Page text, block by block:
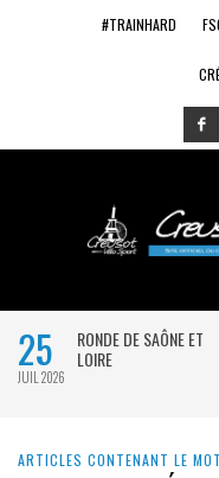
#TRAINHARD
25
JUIL 2026
RONDE DE SAÔNE ET
LOIRE
ARTICLES CONTENANT LE